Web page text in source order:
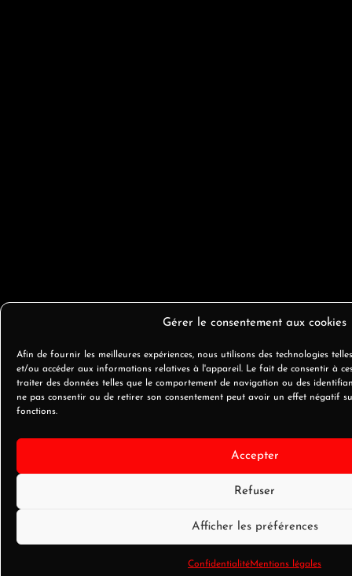
Gérer le consentement aux cookies
Afin de fournir les meilleures expériences, nous utilisons des technologies
et/ou accéder aux informations relatives à l'appareil. Le fait de consentir à
traiter des données telles que le comportement de navigation ou des
ne pas consentir ou de retirer son consentement peut avoir un effet négatif
fonctions.
Accepter
Refuser
Afficher les préférences
ConfidentialitéMentions légales